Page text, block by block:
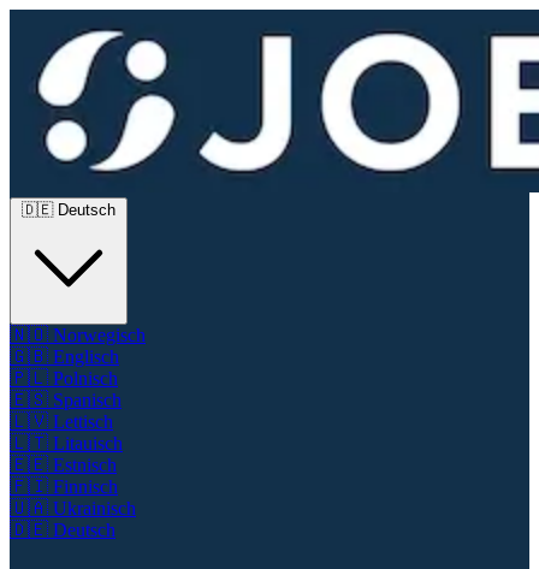
🇩🇪 Deutsch
🇳🇴 Norwegisch
🇬🇧 Englisch
🇵🇱 Polnisch
🇪🇸 Spanisch
🇱🇻 Lettisch
🇱🇹 Litauisch
🇪🇪 Estnisch
🇫🇮 Finnisch
🇺🇦 Ukrainisch
🇩🇪 Deutsch